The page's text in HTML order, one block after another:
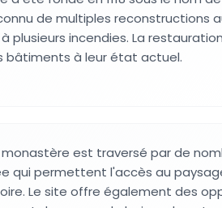
de multiples reconstructions
plusieurs incendies. La
bâtiments à leur état actuel.
monastère est traversé par de
qui permettent l'accès au
Le site offre également des